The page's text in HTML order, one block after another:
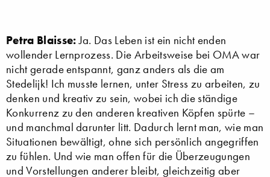
Petra Blaisse:Ja. Das Leben ist ein nicht enden
wollender Lernprozess. Die Arbeitsweise bei OMA war
nicht gerade entspannt, ganz anders als die am
Stedelijk! Ich musste lernen, unter Stress zu arbeiten, zu
denken und kreativ zu sein, wobei ich die ständige
Konkurrenz zu den anderen kreativen Köpfen spürte –
und manchmal darunter litt. Dadurch lernt man, wie man
Situationen bewältigt, ohne sich persönlich angegriffen
zu fühlen. Und wie man offen für die Überzeugungen
und Vorstellungen anderer bleibt, gleichzeitig aber